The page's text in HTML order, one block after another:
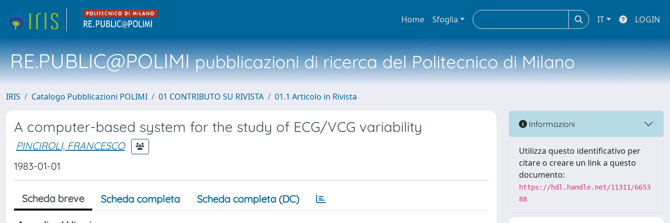
Home Sfoglia IT LOGIN
RE.PUBLIC@POLIMIpubblicazioni di ricerca del Politecnico di Milano
IRIS Catalogo Pubblicazioni POLIMI 01 CONTRIBUTO SU RIVISTA 01.1 Articolo in Rivista
A computer-based system for the study of ECG/VCG variability
PINCIROLI, FRANCESCO
1983-01-01
Scheda breve Scheda completa Scheda completa (DC)
Informazioni
Utilizza questo identificativo per
citare o creare un link a questo
documento:
https://hdl.handle.net/11311/6653
88